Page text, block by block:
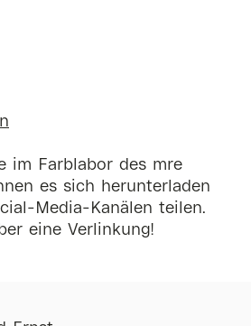
im Farblabor des mre
es sich herunterladen
Media-Kanälen teilen.
eine Verlinkung!